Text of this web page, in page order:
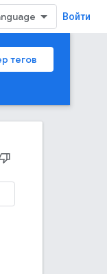
Войти
тегов